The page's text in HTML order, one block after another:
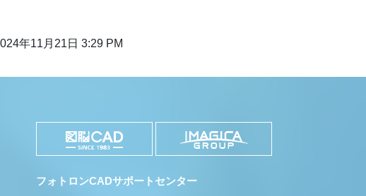
年11月21日 3:29 PM
フォトロンCADサポートセンター